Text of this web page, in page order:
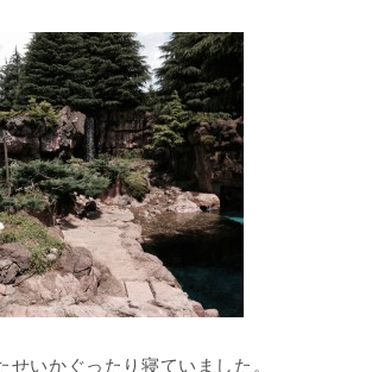
せいかぐったり寝ていました。